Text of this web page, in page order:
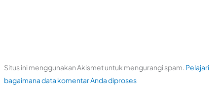
Situs ini menggunakan Akismet untuk mengurangi spam. Pelajari
bagaimana data komentar Anda diproses